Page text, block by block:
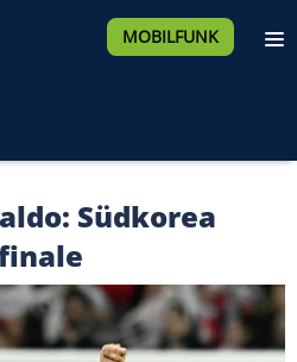
MOBILFUNK
Südkorea